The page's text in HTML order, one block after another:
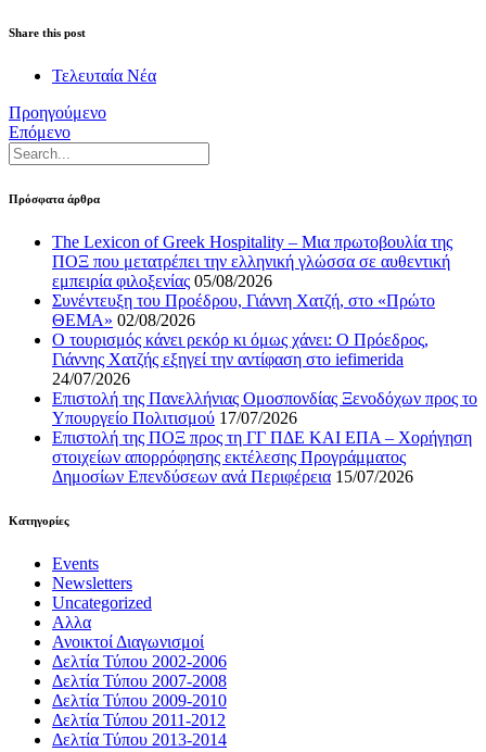
Share this post
Τελευταία Νέα
Προηγούμενο
Επόμενο
Πρόσφατα άρθρα
The Lexicon of Greek Hospitality – Μια πρωτοβουλία της
ΠΟΞ που μετατρέπει την ελληνική γλώσσα σε αυθεντική
εμπειρία φιλοξενίας 05/08/2026
Συνέντευξη του Προέδρου, Γιάννη Χατζή, στο «Πρώτο
ΘΕΜΑ» 02/08/2026
Ο τουρισμός κάνει ρεκόρ κι όμως χάνει: Ο Πρόεδρος,
Γιάννης Χατζής εξηγεί την αντίφαση στο iefimerida
24/07/2026
Επιστολή της Πανελλήνιας Ομοσπονδίας Ξενοδόχων προς το
Υπουργείο Πολιτισμού 17/07/2026
Επιστολή της ΠΟΞ προς τη ΓΓ ΠΔΕ ΚΑΙ ΕΠΑ – Χορήγηση
στοιχείων απορρόφησης εκτέλεσης Προγράμματος
Δημοσίων Επενδύσεων ανά Περιφέρεια 15/07/2026
Kατηγορίες
Events
Newsletters
Uncategorized
Αλλα
Ανοικτοί Διαγωνισμoί
Δελτία Τύπου 2002-2006
Δελτία Τύπου 2007-2008
Δελτία Τύπου 2009-2010
Δελτία Τύπου 2011-2012
Δελτία Τύπου 2013-2014